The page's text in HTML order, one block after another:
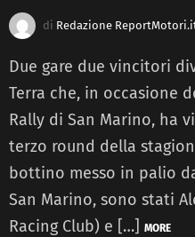
di Redazione
Due gare due vincitori
Terra che, in occasione
Rally di San Marino, ha
terzo round della
bottino messo in palio
San Marino, sono stati
Racing Club) e […] MORE